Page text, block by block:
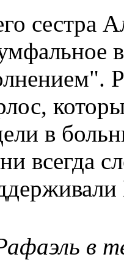
сестра
в
всегда
в